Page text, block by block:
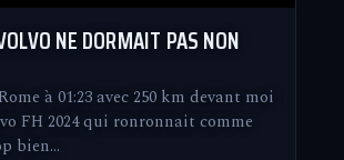
NE DORMAIT PAS NON
à 01:23 avec 250 km devant moi
FH 2024 qui ronronnait comme
bien…